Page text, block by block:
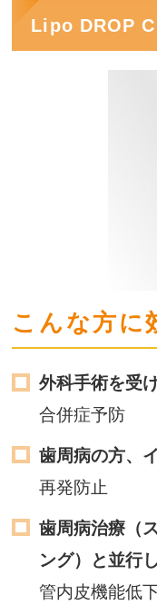
Lipo DROP C
こんな方に
外科手術を受
合併症予防
歯周病の方、
再発防止
歯周病治療（
ング）と並行
管内皮機能低